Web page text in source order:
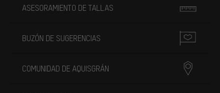
ASESORAMIENTO DE TALLAS
BUZÓN DE SUGERENCIAS
COMUNIDAD DE AQUISGRÁN